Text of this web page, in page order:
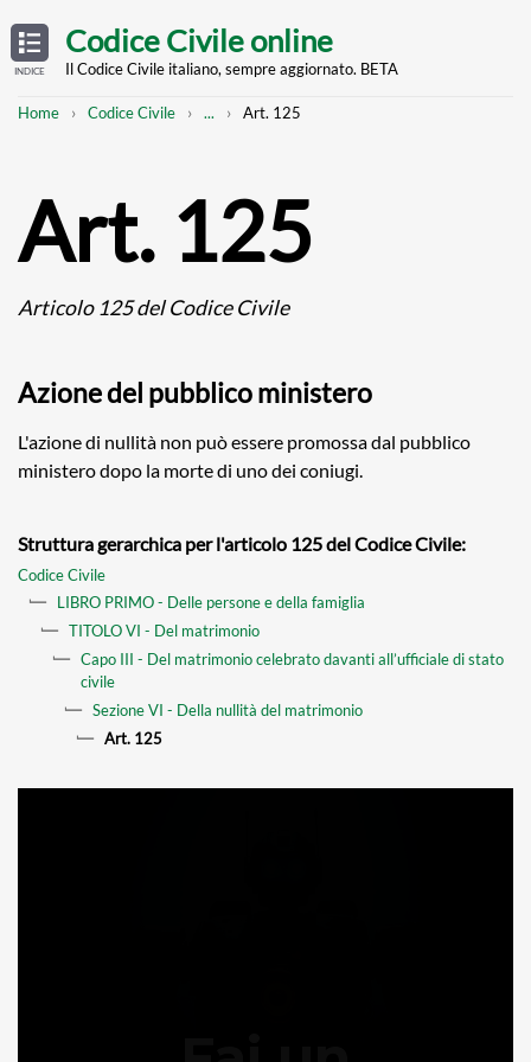
TABLE
OF
CONTENTS
INDICE
main
Codice Civile online
Il Codice Civile italiano, sempre aggiornato. BETA
Breadcrumb
Home Codice Civile
Mostra
... Art. 125
Art. 125
Articolo 125 del Codice Civile
Azione del pubblico ministero
L'azione di nullità non può essere promossa dal pubblico
ministero dopo la morte di uno dei coniugi.
Struttura gerarchica per l'articolo 125 del Codice Civile:
Codice Civile
LIBRO PRIMO - Delle persone e della famiglia
TITOLO VI - Del matrimonio
Capo III - Del matrimonio celebrato davanti all’ufficiale di stato
civile
Sezione VI - Della nullità del matrimonio
Art. 125